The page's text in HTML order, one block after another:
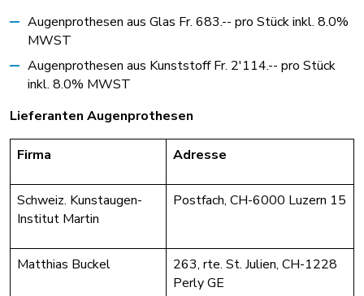
Augenprothesen aus Glas Fr. 683.-- pro Stück inkl. 8.0%
MWST
Augenprothesen aus Kunststoff Fr. 2'114.-- pro Stück
inkl. 8.0% MWST
Lieferanten Augenprothesen
Firma Adresse
Schweiz. Kunstaugen-
Institut Martin
Postfach, CH-6000 Luzern 15
Matthias Buckel
263, rte. St. Julien, CH-1228
Perly GE